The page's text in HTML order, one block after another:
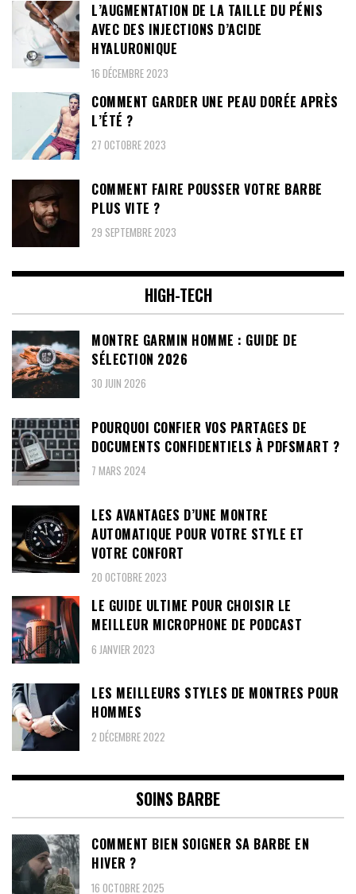
L’AUGMENTATION DE LA TAILLE DU PÉNIS
AVEC DES INJECTIONS D’ACIDE
HYALURONIQUE
16 DÉCEMBRE 2023
COMMENT GARDER UNE PEAU DORÉE APRÈS
L’ÉTÉ ?
27 OCTOBRE 2023
COMMENT FAIRE POUSSER VOTRE BARBE
PLUS VITE ?
29 SEPTEMBRE 2023
HIGH-TECH
MONTRE GARMIN HOMME : GUIDE DE
SÉLECTION 2026
30 JUIN 2026
POURQUOI CONFIER VOS PARTAGES DE
DOCUMENTS CONFIDENTIELS À PDFSMART ?
7 MARS 2024
LES AVANTAGES D’UNE MONTRE
AUTOMATIQUE POUR VOTRE STYLE ET
VOTRE CONFORT
20 OCTOBRE 2023
LE GUIDE ULTIME POUR CHOISIR LE
MEILLEUR MICROPHONE DE PODCAST
6 JANVIER 2023
LES MEILLEURS STYLES DE MONTRES POUR
HOMMES
2 DÉCEMBRE 2022
SOINS BARBE
COMMENT BIEN SOIGNER SA BARBE EN
HIVER ?
16 OCTOBRE 2025